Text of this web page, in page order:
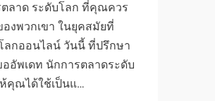
ลาด ระดับโลก ที่คุณควร
องพวกเขา ในยุคสมัยที่
กออนไลน์ วันนี้ ที่ปรึกษา
อัพเดท นักการตลาดระดับ
คุณได้ใช้เป็นแ…